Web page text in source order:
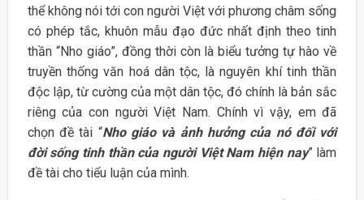
thể không nói tới con người Việt với phương châm sống
có phép tắc, khuôn mẫu đạo đức nhất định theo tinh
thần “Nho giáo”, đồng thời còn là biểu tưởng tự hào về
truyền thống văn hoá dân tộc, là nguyên khí tinh thần
độc lập, từ cường của một dân tộc, đó chính là bản sắc
riêng của con người Việt Nam. Chính vì vậy, em đã
chọn đề tài “Nho giáo và ảnh hưởng của nó đối với
đời sống tinh thần của người Việt Nam hiện nay” làm
đề tài cho tiểu luận của mình.